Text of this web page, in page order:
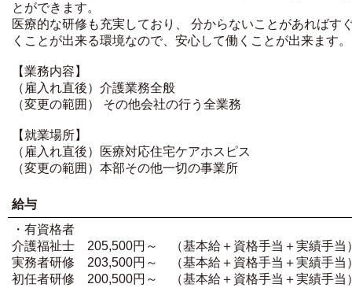
とができます。
医療的な研修も充実しており、 分からないことがあればす
くことが出来る環境なので、安心して働くことが出来ます。
【業務内容】
（雇入れ直後）介護業務全般
（変更の範囲） その他会社の行う全業務
【就業場所】
（雇入れ直後）医療対応住宅ケアホスピス
（変更の範囲）本部その他一切の事業所
給与
・有資格者
介護福祉士 205,500円～ （基本給＋資格手当＋実績手当
実務者研修 203,500円～ （基本給＋資格手当＋実績手当
初任者研修 200,500円～ （基本給＋資格手当＋実績手当